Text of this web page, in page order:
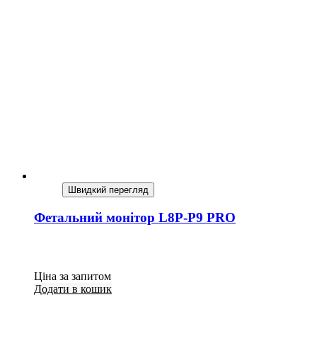
Швидкий перегляд
Фетальний монітор L8P-P9 PRO
Ціна за запитом
Додати в кошик